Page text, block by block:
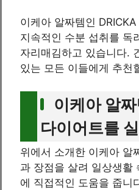
이케아 알짜템인
지속적인 수분 섭취를 독
자리매김하고 있습니다.
있는 모든 이들에게 추천
이케아 알
다이어트를
위에서 소개한 이케아 알
과 장점을 살려 일상생활
에 직접적인 도움을 줍니